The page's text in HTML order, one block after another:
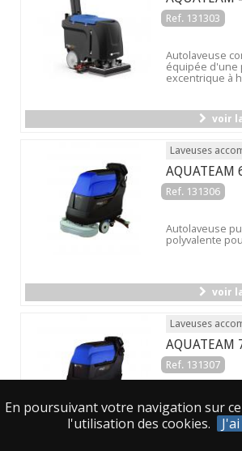
En poursuivant votre navigation sur
l'utilisation des cookies.
Ref. 131303
Autolaveuse
équipée d'une
excentrique à
voir
Laveuses
AQUATEAM
Ref. 131306
Autolaveuse
polyvalente
voir
Laveuses
AQUATEAM
Ref. 131307
Autolaveuse
pour les